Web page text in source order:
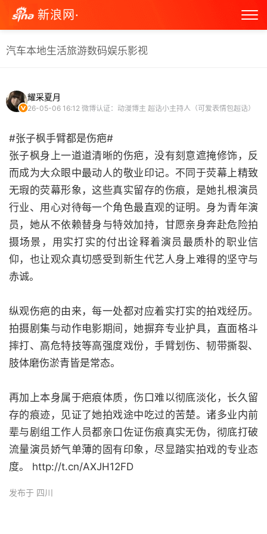
新浪网·
汽车本地生活旅游数码娱乐影视
耀采夏月
26-05-06 16:12 微博认证：动漫博主 超话小主持人（可爱表情包超话）
#张子枫手臂都是伤疤#
张子枫身上一道道清晰的伤疤，没有刻意遮掩修饰，反
而成为大众眼中最动人的敬业印记。不同于荧幕上精致
无瑕的荧幕形象，这些真实留存的伤痕，是她扎根演员
行业、用心对待每一个角色最直观的证明。身为青年演
员，她从不依赖替身与特效加持，甘愿亲身奔赴危险拍
摄场景，用实打实的付出诠释着演员最质朴的职业信
仰，也让观众真切感受到新生代艺人身上难得的坚守与
赤诚。
纵观伤疤的由来，每一处都对应着实打实的拍戏经历。
拍摄剧集与动作电影期间，她摒弃专业护具，直面格斗
摔打、高危特技等高强度戏份，手臂划伤、韧带撕裂、
肢体磨伤淤青皆是常态。
再加上本身属于疤痕体质，伤口难以彻底淡化，长久留
存的痕迹，见证了她拍戏途中吃过的苦楚。诸多业内前
辈与剧组工作人员都亲口佐证伤痕真实无伪，彻底打破
流量演员娇气单薄的固有印象，尽显踏实拍戏的专业态
度。 http://t.cn/AXJH12FD
发布于 四川